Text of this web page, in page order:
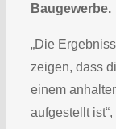
Baugewerbe.
„Die
zeigen, dass
einem
aufgestellt